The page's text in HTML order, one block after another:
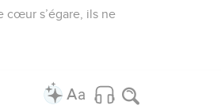
cœur s’égare, ils ne